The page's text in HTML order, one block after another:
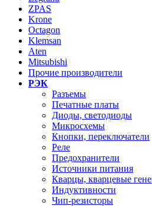
ZPAS
Krone
Octagon
Klemsan
Aten
Mitsubishi
Прочие производители
РЭК
Разъемы
Печатные платы
Диоды, светодиоды
Микросхемы
Кнопки, переключатели
Реле
Предохранители
Источники питания
Кварцы, кварцевые
Индуктивности
Чип-резисторы